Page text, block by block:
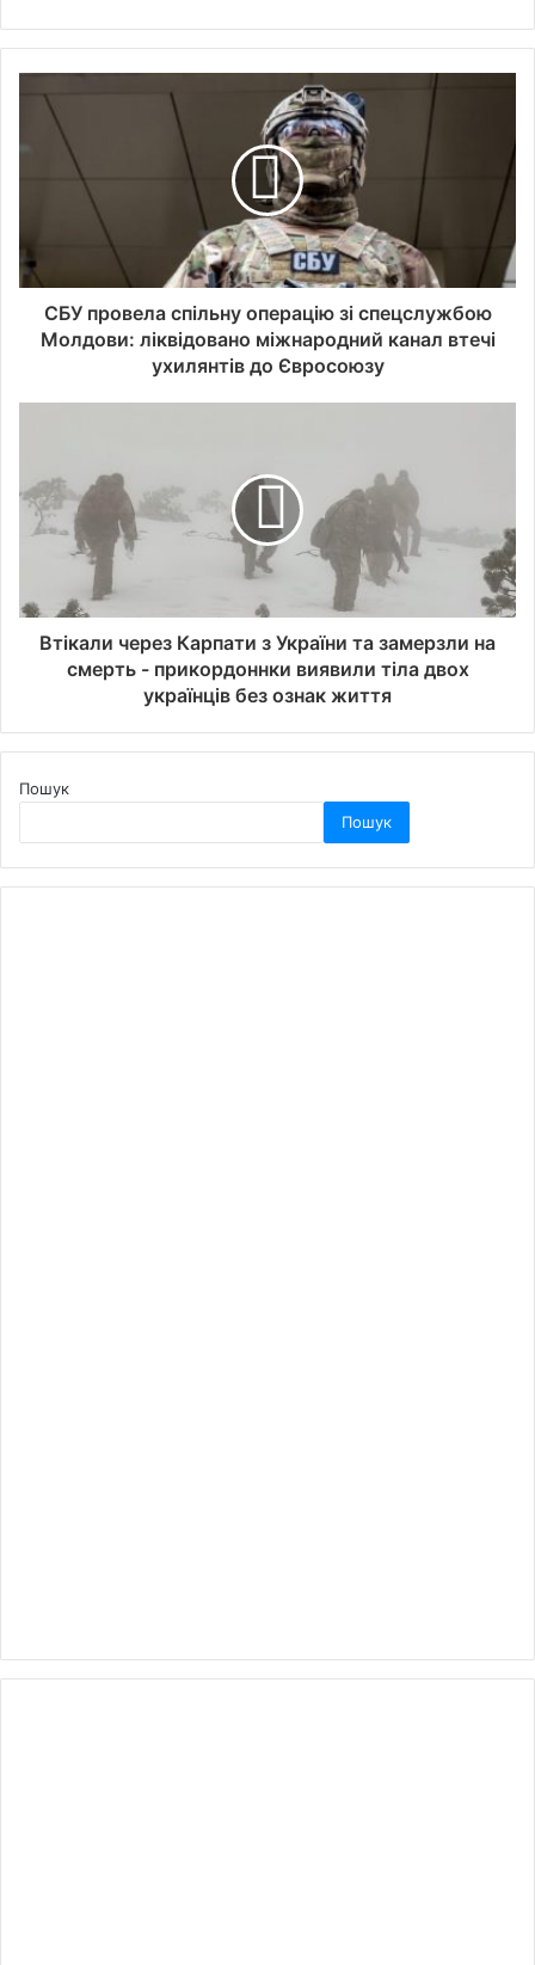
СБУ провела спільну операцію зі спецслужбою
Молдови: ліквідовано міжнародний канал втечі
ухилянтів до Євросоюзу
Втікали через Карпати з України та замерзли на
смерть - прикордоннки виявили тіла двох
українців без ознак життя
Пошук
Пошук